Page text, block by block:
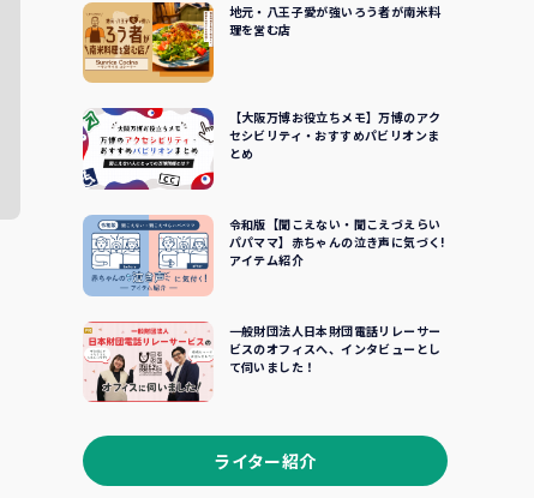
地元・八王子愛が強いろう者が南米料
理を営む店
【大阪万博お役立ちメモ】万博のアク
セシビリティ・おすすめパビリオンま
とめ
令和版【聞こえない・聞こえづえらい
パパママ】赤ちゃんの泣き声に気づく!
アイテム紹介
一般財団法人日本財団電話リレーサー
ビスのオフィスへ、インタビューとし
て伺いました！
ライター紹介